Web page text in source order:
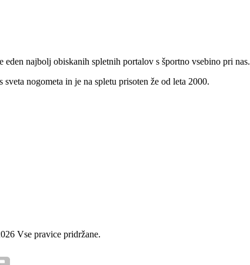
najbolj obiskanih spletnih portalov s športno vsebino pri nas.
sveta nogometa in je na spletu prisoten že od leta 2000.
Vse pravice pridržane.